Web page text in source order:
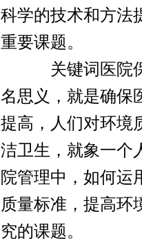
科学的技术和方法
重要课题。
关键词医院保
名思义，就是确保
提高，人们对环境
洁卫生，就象一个
院管理中，如何运
质量标准，提高环
究的课题。